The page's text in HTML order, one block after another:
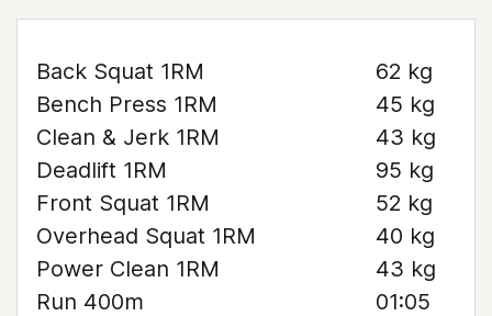
Back Squat 1RM
62 kg
Bench Press 1RM
45 kg
Clean & Jerk 1RM
43 kg
Deadlift 1RM
95 kg
Front Squat 1RM
52 kg
Overhead Squat 1RM
40 kg
Power Clean 1RM
43 kg
Run 400m
01:05